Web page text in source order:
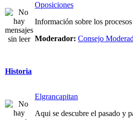
Oposiciones
Información sobre los
Moderador: Consejo
Historia
Elgrancapitan
Aqui se descubre el pasado y